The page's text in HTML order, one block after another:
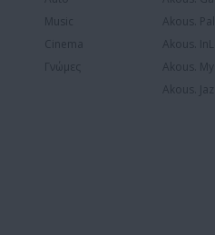
Music
Cinema
Γνώμες
Akous.
Akous.
Akous.
Akous.